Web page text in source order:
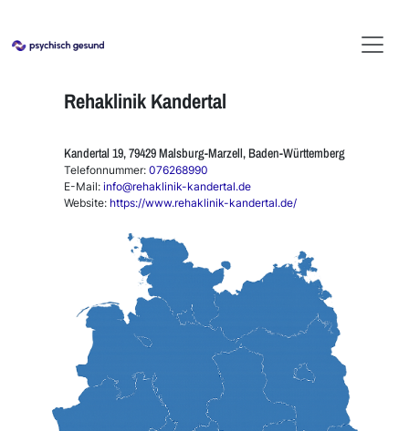
Rehaklinik Kandertal
Kandertal 19, 79429 Malsburg-Marzell, Baden-Württemberg
Telefonnummer: 076268990
E-Mail: info@rehaklinik-kandertal.de
Website: https://www.rehaklinik-kandertal.de/